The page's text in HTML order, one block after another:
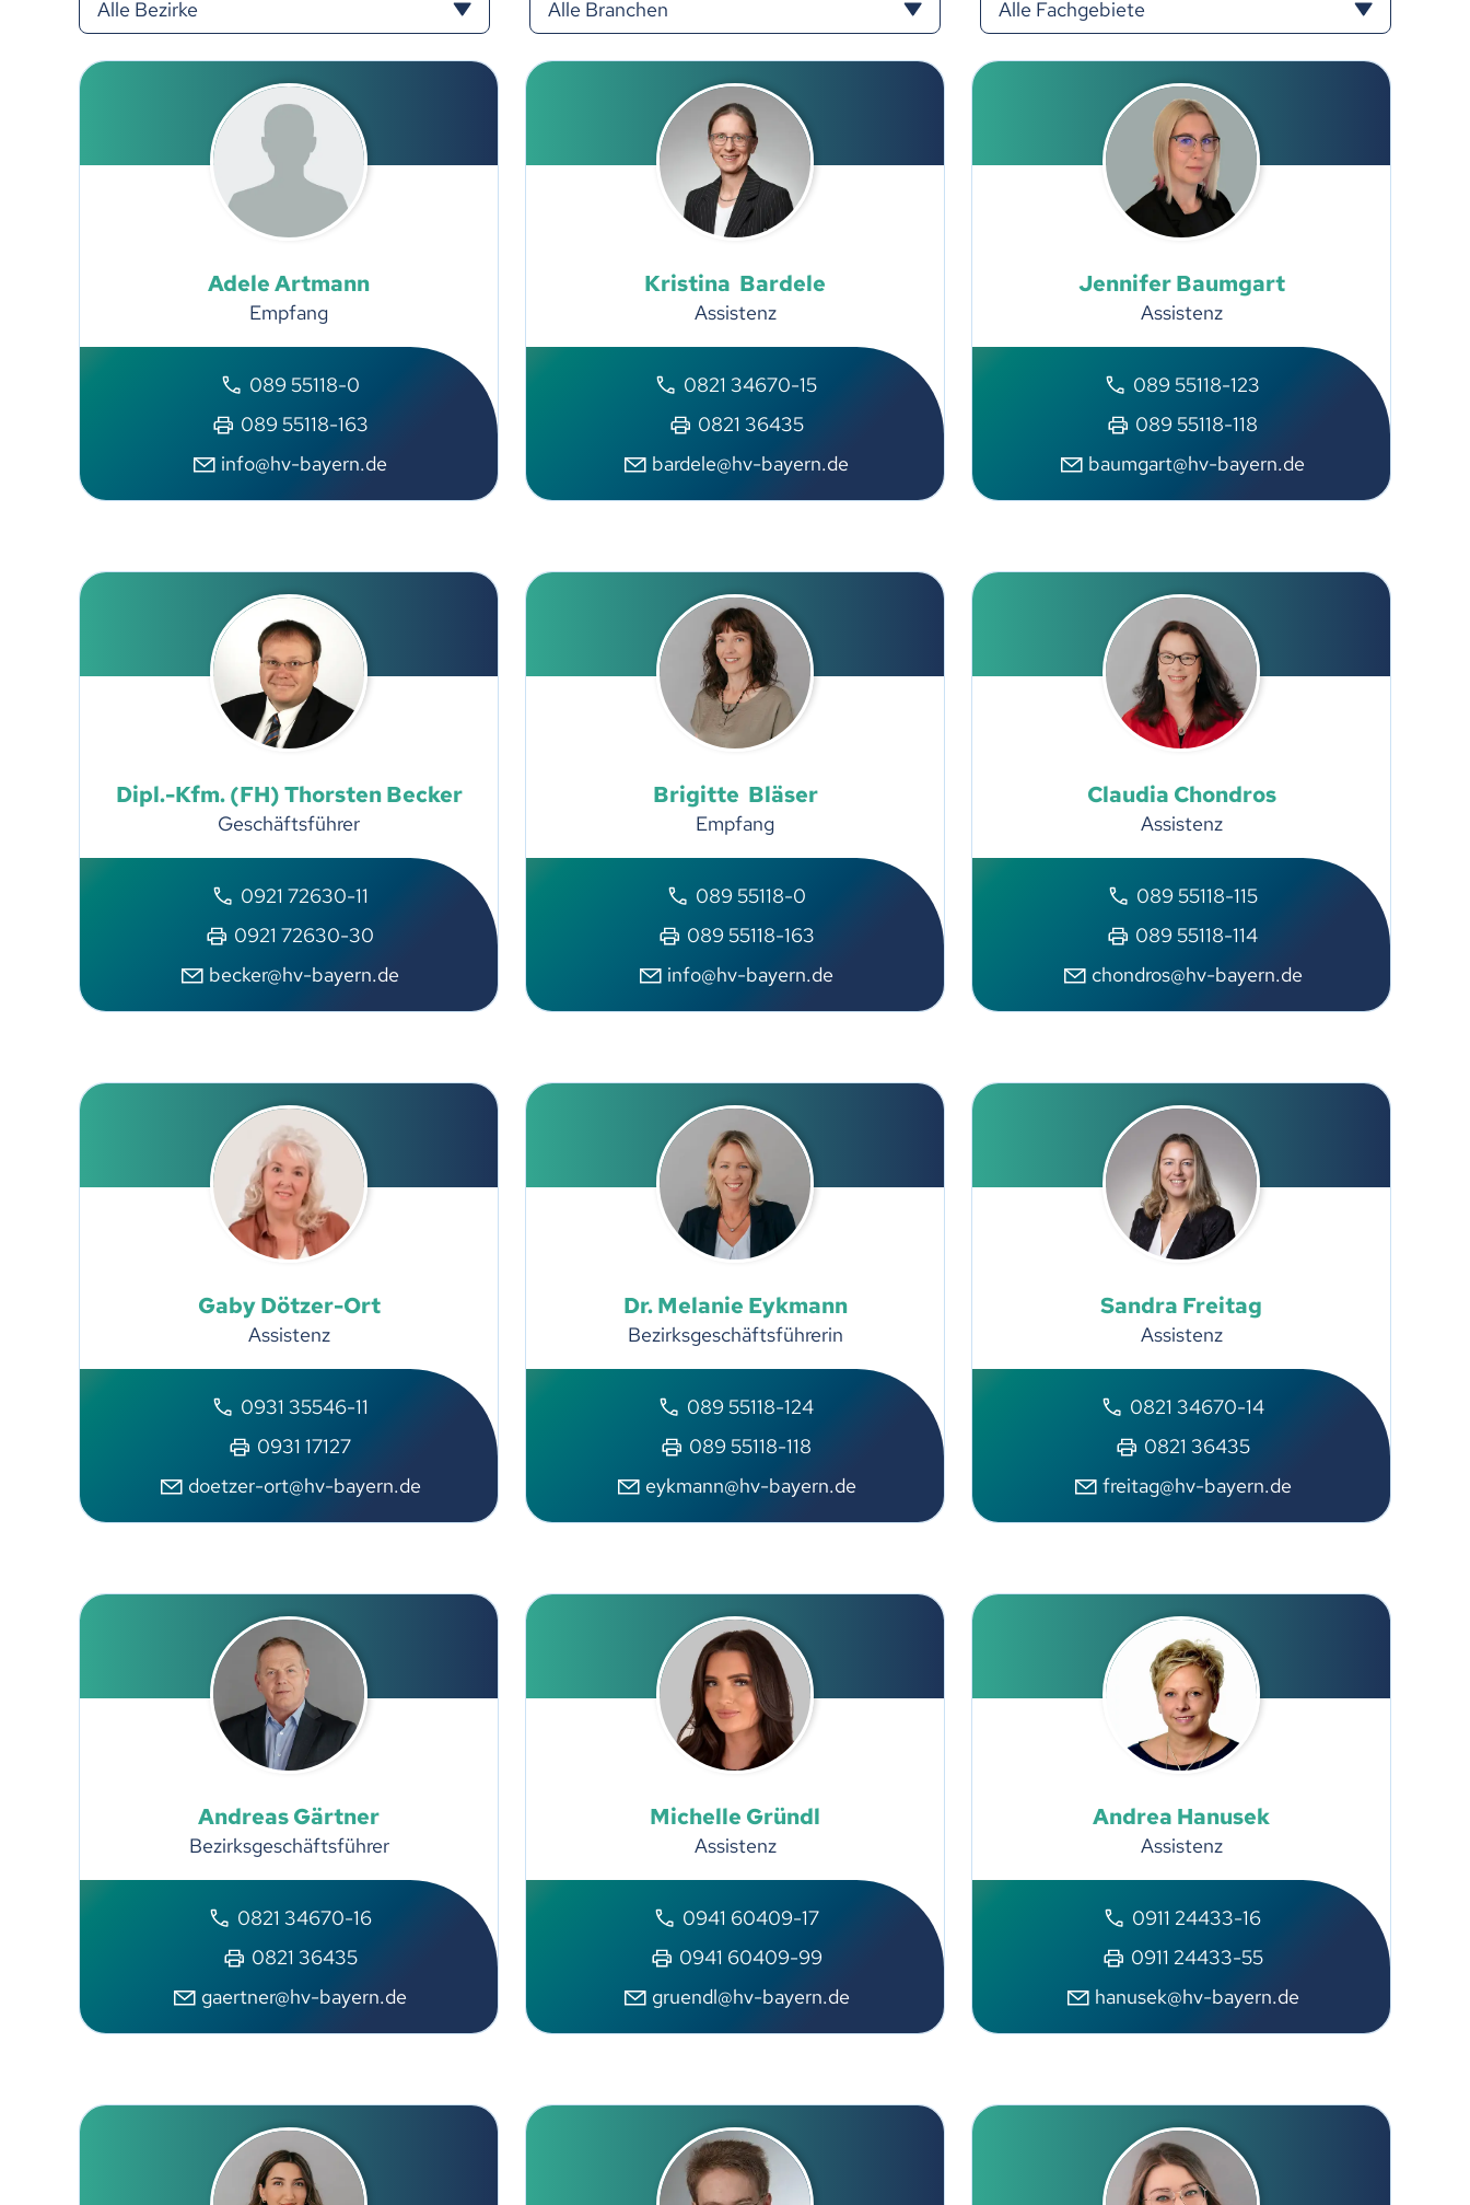
AdeleArtmann
Empfang
089 55118-0
089 55118-163
info@hv-bayern.de
Kristina Bardele
Assistenz
0821 34670-15
0821 36435
bardele@hv-bayern.de
Jennifer Baumgart
Assistenz
089 55118-123
089 55118-118
baumgart@hv-bayern.de
Dipl.-Kfm. (FH)Thorsten Becker
Geschäftsführer
0921 72630-11
0921 72630-30
becker@hv-bayern.de
Brigitte Bläser
Empfang
089 55118-0
089 55118-163
info@hv-bayern.de
Claudia Chondros
Assistenz
089 55118-115
089 55118-114
chondros@hv-bayern.de
Gaby Dötzer-Ort
Assistenz
0931 35546-11
0931 17127
doetzer-ort@hv-bayern.de
Dr. Melanie Eykmann
Bezirksgeschäftsführerin
089 55118-124
089 55118-118
eykmann@hv-bayern.de
Sandra Freitag
Assistenz
0821 34670-14
0821 36435
freitag@hv-bayern.de
AndreasGärtner
Bezirksgeschäftsführer
0821 34670-16
0821 36435
gaertner@hv-bayern.de
Michelle Gründl
Assistenz
0941 60409-17
0941 60409-99
gruendl@hv-bayern.de
Andrea Hanusek
Assistenz
0911 24433-16
0911 24433-55
hanusek@hv-bayern.de